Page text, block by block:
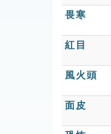
畏寒
紅目
風火頭
面皮